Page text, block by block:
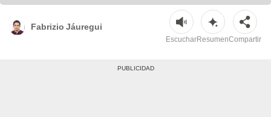
Fabrizio Jáuregui
EscucharResumenCompartir